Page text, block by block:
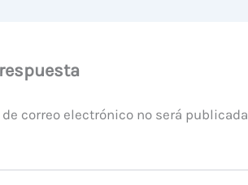
correo electrónico no será